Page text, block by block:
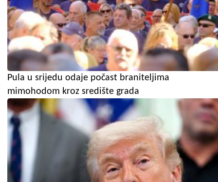
Pula u srijedu odaje počast braniteljima
mimohodom kroz središte grada